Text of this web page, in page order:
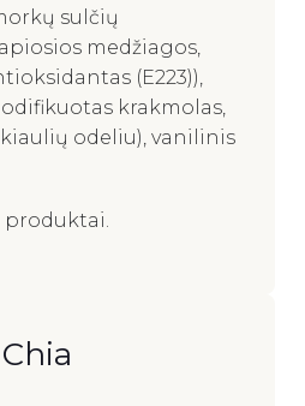
sulčių
medžiagos,
(E223)),
krakmolas,
kiaulių odeliu), vanilinis
produktai.